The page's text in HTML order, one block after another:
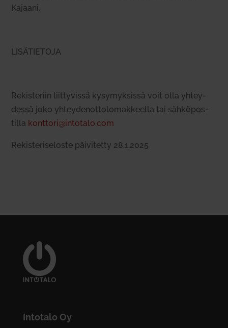
Kajaani.
LISÄTIETOJA
Rekis­teriin liit­ty­vissä kysy­myk­sissä voit olla yhtey­
dessä joko yhtey­den­ot­to­lo­mak­keella tai säh­kö­pos­
tilla konttori@intotalo.com
Rekis­te­ri­se­loste päi­vi­tetty 28.1.2025
Intotalo Oy